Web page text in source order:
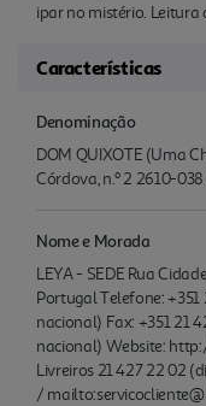
ipar no mistério.
Características
Denominação
DOM QUIXOTE (Uma
Córdova, n.º 2 2610-
Nome e Morada
LEYA - SEDE Rua
Portugal Telefone:
nacional) Fax: +351 21
nacional) Website:
Livreiros 21 427 22 02
/